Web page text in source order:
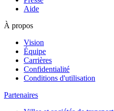
Aide
À propos
Vision
Équipe
Carrières
Confidentialité
Conditions d'utilisation
Partenaires